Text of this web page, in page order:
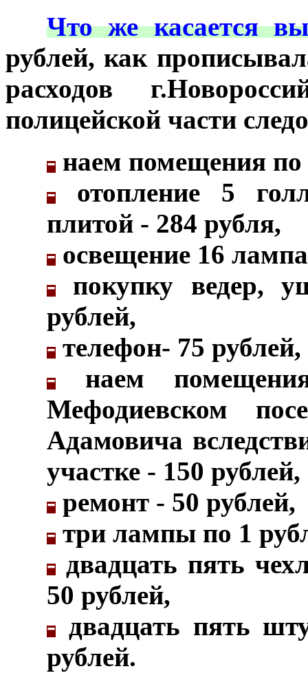
Что же касается
рублей, как
расходов
полицейской части
- наем помещения по
- отопление 5
плитой - 284 рубля,
- освещение 16
- покупку ведер,
рублей,
- телефон- 75 рублей,
- наем
Мефодиевском
Адамовича
участке - 150 рублей,
- ремонт - 50 рублей,
- три лампы по 1
- двадцать пять
50 рублей,
- двадцать пять
рублей.